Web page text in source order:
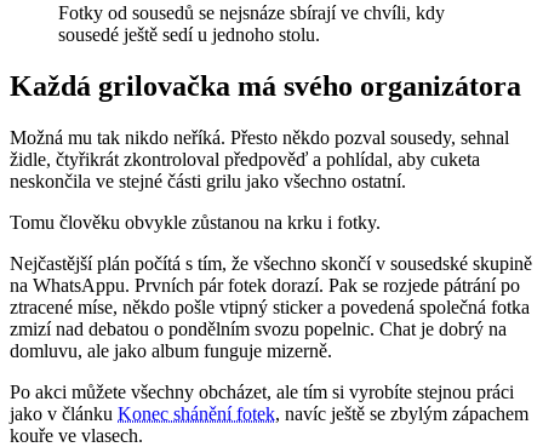
Fotky od sousedů se nejsnáze sbírají ve chvíli, kdy
sousedé ještě sedí u jednoho stolu.
Každá grilovačka má svého organizátora
Možná mu tak nikdo neříká. Přesto někdo pozval sousedy, sehnal
židle, čtyřikrát zkontroloval předpověď a pohlídal, aby cuketa
neskončila ve stejné části grilu jako všechno ostatní.
Tomu člověku obvykle zůstanou na krku i fotky.
Nejčastější plán počítá s tím, že všechno skončí v sousedské skupině
na WhatsAppu. Prvních pár fotek dorazí. Pak se rozjede pátrání po
ztracené míse, někdo pošle vtipný sticker a povedená společná fotka
zmizí nad debatou o pondělním svozu popelnic. Chat je dobrý na
domluvu, ale jako album funguje mizerně.
Po akci můžete všechny obcházet, ale tím si vyrobíte stejnou práci
jako v článku Konec shánění fotek, navíc ještě se zbylým zápachem
kouře ve vlasech.